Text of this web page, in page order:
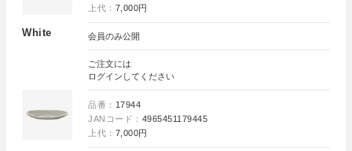
White
上代： 7,000円
会員のみ公開
ご注文には
ログイン してください
品番： 17944
JANコード： 4965451179445
上代： 7,000円